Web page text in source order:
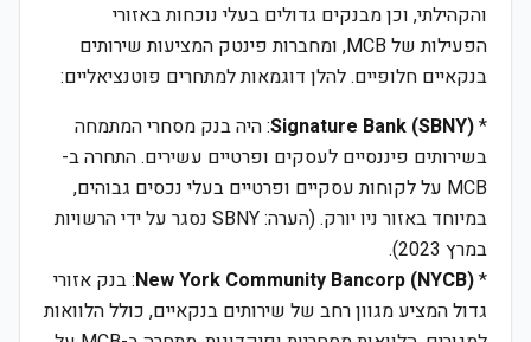
והקהילתי, וכן מבנקים גדולים בעלי נוכחות באזורי
הפעילות של MCB, ומחברות פינטק המציעות שירותים
בנקאיים חלופיים. להלן דוגמאות למתחרים פוטנציאליים:
*
Signature Bank (SBNY): היה בנק מסחרי המתמחה
בשירותים פיננסיים לעסקים ופרטיים עשירים. התחרה ב-
MCB על לקוחות עסקיים ופרטיים בעלי נכסים גבוהים,
במיוחד באזור ניו יורק. (הערה: SBNY נסגר על ידי הרשויות
במרץ 2023).
*
New York Community Bancorp (NYCB): בנק אזורי
גדול המציע מגוון רחב של שירותים בנקאיים, כולל הלוואות